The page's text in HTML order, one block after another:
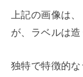
上記の画像は
が、ラベルは造
独特で特徴的